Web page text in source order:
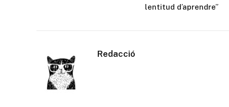
lentitud d’aprendre”
Redacció